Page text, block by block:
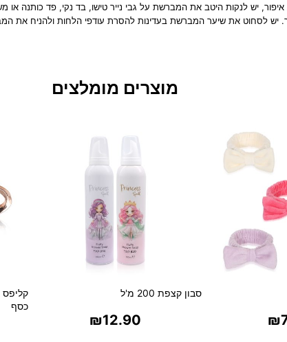
יש לנקות היטב את המברשת על גבי נייר טישו, בד נקי, פד כותנה או
יש לסחוט את שיער המברשת בעדינות להסרת עודפי הלחות ולהניח את
מוצרים מומלצים
₪
סבון קצפת 200 מ'ל
₪12.90
קליפס
כסף